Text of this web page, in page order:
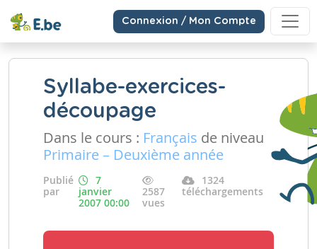
Connexion / Mon Compte
Syllabe-exercices-
découpage
Dans le cours : Français de niveau
Primaire – Deuxième année
Publié
par
7
janvier
2007 00:00
2587
vues
1324
téléchargements